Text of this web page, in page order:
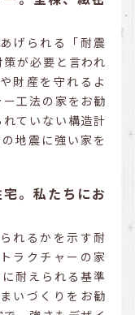
げられる「耐震
が必要と言われ
財産を守れるよ
工法の家をお勧
ていない構造計
地震に強い家を
。私たちにお
れるかを示す耐
ラクチャーの家
耐えられる基準
いづくりをお勧